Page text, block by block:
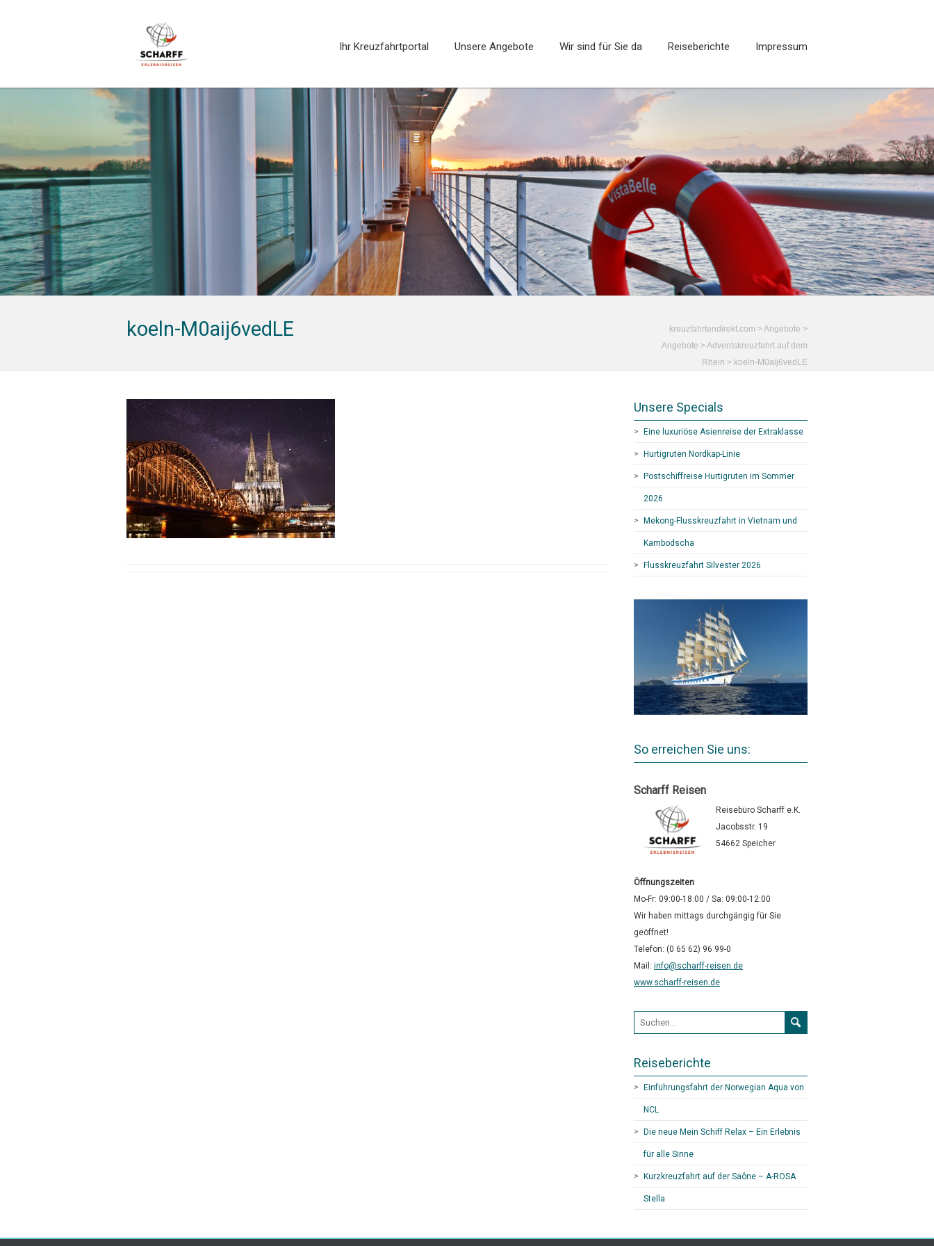
Ihr Kreuzfahrtportal Unsere Angebote Wir sind für Sie da Reiseberichte Impressum
koeln-M0aij6vedLE kreuzfahrtendirekt.com >Angebote >
Angebote >Adventskreuzfahrt auf dem
Rhein > koeln-M0aij6vedLE
Unsere Specials
Eine luxuriöse Asienreise der Extraklasse
Hurtigruten Nordkap-Linie
Postschiffreise Hurtigruten im Sommer
2026
Mekong-Flusskreuzfahrt in Vietnam und
Kambodscha
Flusskreuzfahrt Silvester 2026
So erreichen Sie uns:
Scharff Reisen
Reisebüro Scharff e.K.
Jacobsstr. 19
54662 Speicher
Öffnungszeiten
Mo-Fr: 09:00-18:00 / Sa: 09:00-12:00
Wir haben mittags durchgängig für Sie
geöffnet!
Telefon: (0 65 62) 96 99-0
Mail: info@scharff-reisen.de
www.scharff-reisen.de
Suchformular
Reiseberichte
Einführungsfahrt der Norwegian Aqua von
NCL
Die neue Mein Schiff Relax – Ein Erlebnis
für alle Sinne
Kurzkreuzfahrt auf der Saône – A-ROSA
Stella